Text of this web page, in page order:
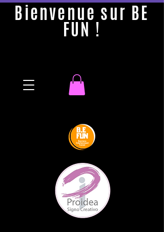
Bienvenue sur BE
FUN !